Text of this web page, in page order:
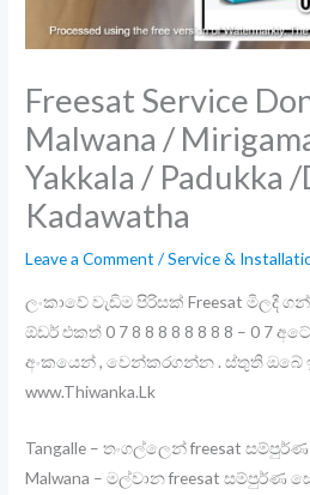
Freesat Service
Malwana /
Yakkala / Padukka
Kadawatha
Leave a Comment /Service &
ලංකාවේ වැඩිම පිරිසක් Freesat මිලදී
ඕඩර් එකත් 0 7 8 8 8 8 8 8 8 8 – 0 7
අංකයෙන් , වෙන්කරගන්න . ස්තුති ඔබේ
www.Thiwanka.Lk
Tangalle – තංගල්ලෙන් freesat
Malwana – මල්වාන freesat සම්පුර්ණ